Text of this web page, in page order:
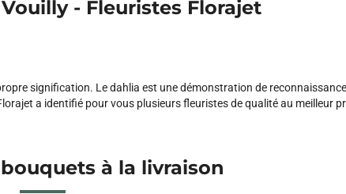
- Fleuristes Florajet
signification. Le dahlia est une démonstration de
a identifié pour vous plusieurs fleuristes de qualité au meilleur
à la livraison